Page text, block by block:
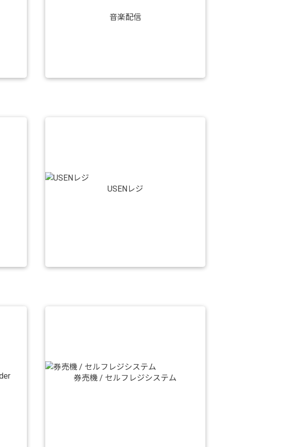
音楽配信
USENレジ
券売機 / セルフレジシステム